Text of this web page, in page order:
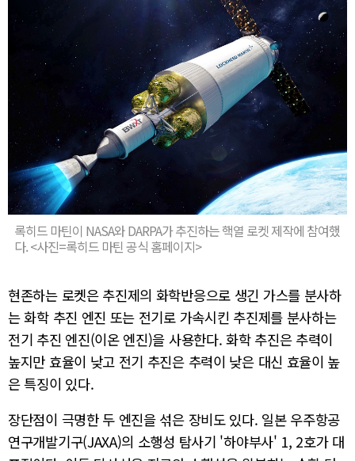
록히드 마틴이 NASA와 DARPA가 추진하는 핵열 로켓 제작에 참여했
다. <사진=록히드 마틴 공식 홈페이지>
현존하는 로켓은 추진제의 화학반응으로 생긴 가스를 분사하
는 화학 추진 엔진 또는 전기로 가속시킨 추진제를 분사하는
전기 추진 엔진(이온 엔진)을 사용한다. 화학 추진은 추력이
높지만 효율이 낮고 전기 추진은 추력이 낮은 대신 효율이 높
은 특징이 있다.
장단점이 극명한 두 엔진을 섞은 장비도 있다. 일본 우주항공
연구개발기구(JAXA)의 소행성 탐사기 '하야부사' 1, 2호가 대